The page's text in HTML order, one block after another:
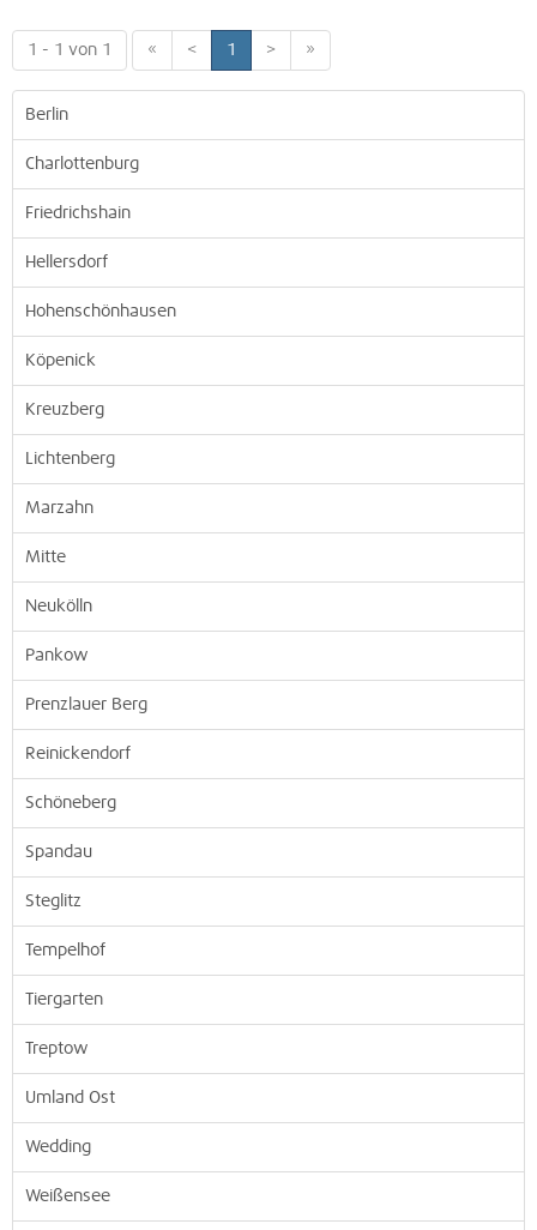
1 - 1 von 1 « < 1 > »
Berlin
Charlottenburg
Friedrichshain
Hellersdorf
Hohenschönhausen
Köpenick
Kreuzberg
Lichtenberg
Marzahn
Mitte
Neukölln
Pankow
Prenzlauer Berg
Reinickendorf
Schöneberg
Spandau
Steglitz
Tempelhof
Tiergarten
Treptow
Umland Ost
Wedding
Weißensee